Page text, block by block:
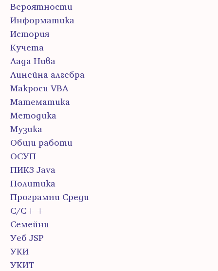
Вероятности
Информатика
История
Кучета
Лада Нива
Линейна алгебра
Макроси VBA
Математика
Методика
Музика
Общи работи
ОСУП
ПИК3 Java
Политика
Програмни Среди
С/С++
Семейни
Уеб JSP
УКИ
УКИТ